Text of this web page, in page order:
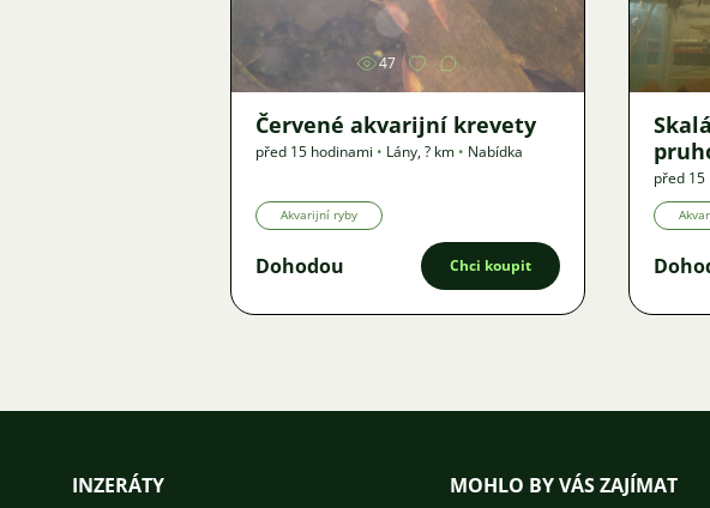
47
Červené akvarijní krevety
před 15 hodinami • Lány,? km • Nabídka
Akvarijní ryby
Dohodou Chci koupit
před 15
INZERÁTY MOHLO BY VÁS ZAJÍMAT